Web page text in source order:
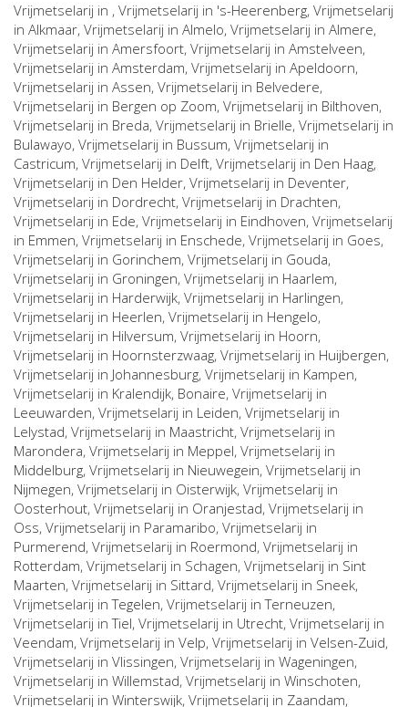
Vrijmetselarij in , Vrijmetselarij in 's-Heerenberg, Vrijmetselarij
in Alkmaar, Vrijmetselarij in Almelo, Vrijmetselarij in Almere,
Vrijmetselarij in Amersfoort, Vrijmetselarij in Amstelveen,
Vrijmetselarij in Amsterdam, Vrijmetselarij in Apeldoorn,
Vrijmetselarij in Assen, Vrijmetselarij in Belvedere,
Vrijmetselarij in Bergen op Zoom, Vrijmetselarij in Bilthoven,
Vrijmetselarij in Breda, Vrijmetselarij in Brielle, Vrijmetselarij in
Bulawayo, Vrijmetselarij in Bussum, Vrijmetselarij in
Castricum, Vrijmetselarij in Delft, Vrijmetselarij in Den Haag,
Vrijmetselarij in Den Helder, Vrijmetselarij in Deventer,
Vrijmetselarij in Dordrecht, Vrijmetselarij in Drachten,
Vrijmetselarij in Ede, Vrijmetselarij in Eindhoven, Vrijmetselarij
in Emmen, Vrijmetselarij in Enschede, Vrijmetselarij in Goes,
Vrijmetselarij in Gorinchem, Vrijmetselarij in Gouda,
Vrijmetselarij in Groningen, Vrijmetselarij in Haarlem,
Vrijmetselarij in Harderwijk, Vrijmetselarij in Harlingen,
Vrijmetselarij in Heerlen, Vrijmetselarij in Hengelo,
Vrijmetselarij in Hilversum, Vrijmetselarij in Hoorn,
Vrijmetselarij in Hoornsterzwaag, Vrijmetselarij in Huijbergen,
Vrijmetselarij in Johannesburg, Vrijmetselarij in Kampen,
Vrijmetselarij in Kralendijk, Bonaire, Vrijmetselarij in
Leeuwarden, Vrijmetselarij in Leiden, Vrijmetselarij in
Lelystad, Vrijmetselarij in Maastricht, Vrijmetselarij in
Marondera, Vrijmetselarij in Meppel, Vrijmetselarij in
Middelburg, Vrijmetselarij in Nieuwegein, Vrijmetselarij in
Nijmegen, Vrijmetselarij in Oisterwijk, Vrijmetselarij in
Oosterhout, Vrijmetselarij in Oranjestad, Vrijmetselarij in
Oss, Vrijmetselarij in Paramaribo, Vrijmetselarij in
Purmerend, Vrijmetselarij in Roermond, Vrijmetselarij in
Rotterdam, Vrijmetselarij in Schagen, Vrijmetselarij in Sint
Maarten, Vrijmetselarij in Sittard, Vrijmetselarij in Sneek,
Vrijmetselarij inTegelen, Vrijmetselarij inTerneuzen,
Vrijmetselarij inTiel, Vrijmetselarij in Utrecht, Vrijmetselarij in
Veendam, Vrijmetselarij in Velp, Vrijmetselarij in Velsen-Zuid,
Vrijmetselarij in Vlissingen, Vrijmetselarij in Wageningen,
Vrijmetselarij in Willemstad, Vrijmetselarij in Winschoten,
Vrijmetselarij in Winterswijk, Vrijmetselarij in Zaandam,